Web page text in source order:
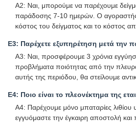
A2: Ναι, μπορούμε να παρέχουμε
παράδοσης 7-10 ημερών. Ο
κόστος του δείγματος και το κόστος
Ε3: Παρέχετε εξυπηρέτηση μετά την
A3: Ναι, προσφέρουμε 3 χρόνια
προβλήματα ποιότητας από την
αυτής της περιόδου, θα στείλουμε
Ε4: Ποιο είναι το πλεονέκτημα της
A4: Παρέχουμε μόνο μπαταρίες λιθίου
εγγυόμαστε την έγκαιρη αποστολή και